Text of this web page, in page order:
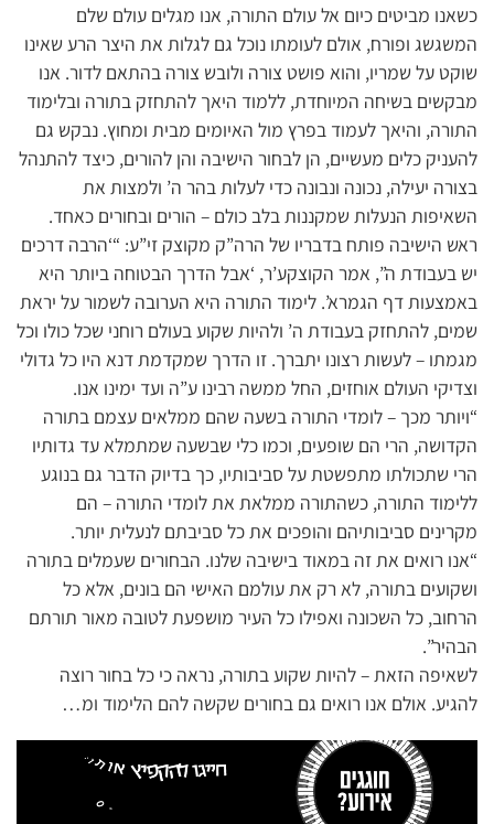
כשאנו מביטים כיום אל עולם התורה, אנו מגלים עולם שלם
המשגשג ופורח, אולם לעומתו נוכל גם לגלות את היצר הרע שאינו
שוקט על שמריו, והוא פושט צורה ולובש צורה בהתאם לדור. אנו
מבקשים בשיחה המיוחדת, ללמוד היאך להתחזק בתורה ובלימוד
התורה, והיאך לעמוד בפרץ מול האיומים מבית ומחוץ. נבקש גם
להעניק כלים מעשיים, הן לבחור הישיבה והן להורים, כיצד להתנהל
בצורה יעילה, נכונה ונבונה כדי לעלות בהר ה’ ולמצות את
השאיפות הנעלות שמקננות בלב כולם – הורים ובחורים כאחד.
ראש הישיבה פותח בדבריו של הרה”ק מקוצק זי”ע: “‘הרבה דרכים
יש בעבודת ה”, אמר הקוצקע’ר, ‘אבל הדרך הבטוחה ביותר היא
באמצעות דף הגמרא’. לימוד התורה היא הערובה לשמור על יראת
שמים, להתחזק בעבודת ה’ ולהיות שקוע בעולם רוחני שכל כולו וכל
מגמתו – לעשות רצונו יתברך. זו הדרך שמקדמת דנא היו כל גדולי
וצדיקי העולם אוחזים, החל ממשה רבינו ע”ה ועד ימינו אנו.
“ויותר מכך – לומדי התורה בשעה שהם ממלאים עצמם בתורה
הקדושה, הרי הם שופעים, וכמו כלי שבשעה שמתמלא עד גדותיו
הרי שתכולתו מתפשטת על סביבותיו, כך בדיוק הדבר גם בנוגע
ללימוד התורה, כשהתורה ממלאת את לומדי התורה – הם
מקרינים סביבותיהם והופכים את כל סביבתם לנעלית יותר.
“אנו רואים את זה במאוד בישיבה שלנו. הבחורים שעמלים בתורה
ושקועים בתורה, לא רק את עולמם האישי הם בונים, אלא כל
הרחוב, כל השכונה ואפילו כל העיר מושפעת לטובה מאור תורתם
הבהיר”.
לשאיפה הזאת – להיות שקוע בתורה, נראה כי כל בחור רוצה
להגיע. אולם אנו רואים גם בחורים שקשה להם הלימוד ומ…